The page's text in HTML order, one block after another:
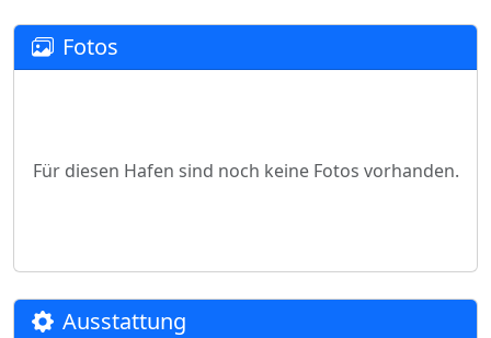
Fotos
Für diesen Hafen sind noch keine Fotos vorhanden.
Ausstattung